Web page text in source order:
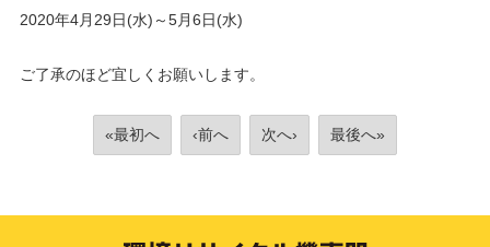
2020年4月29日(水)～5月6日(水)
ご了承のほど宜しくお願いします。
«最初へ ‹前へ 次へ› 最後へ»